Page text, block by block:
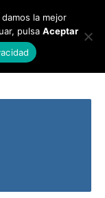
la mejor
pulsa Aceptar